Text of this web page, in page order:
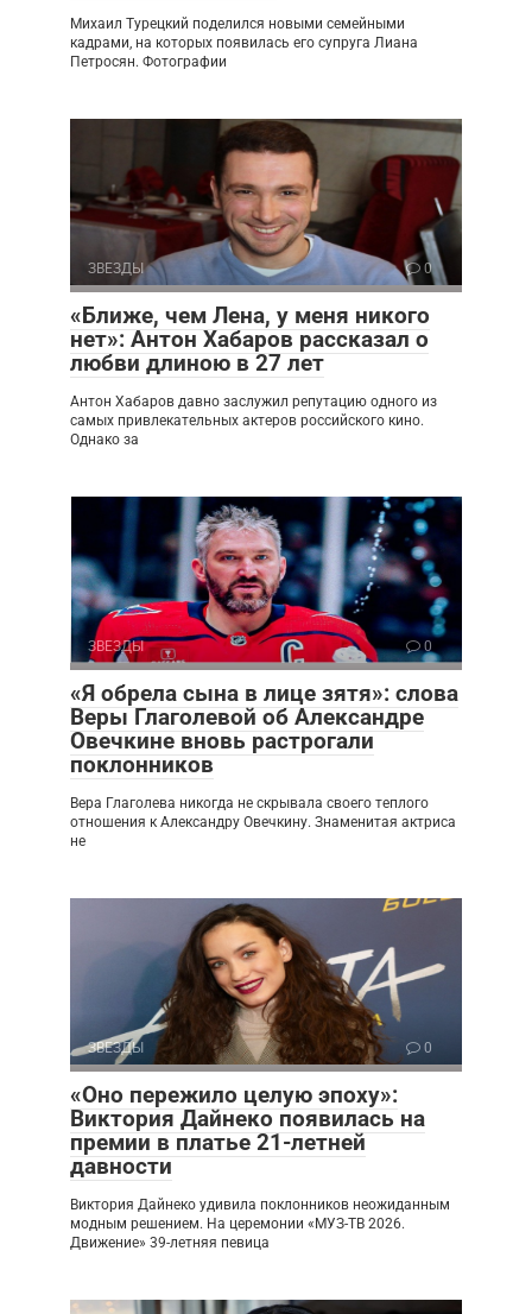
Михаил Турецкий поделился новыми семейными
кадрами, на которых появилась его супруга Лиана
Петросян. Фотографии
ЗВЕЗДЫ 0
«Ближе, чем Лена, у меня никого
нет»: Антон Хабаров рассказал о
любви длиною в 27 лет
Антон Хабаров давно заслужил репутацию одного из
самых привлекательных актеров российского кино.
Однако за
ЗВЕЗДЫ 0
«Я обрела сына в лице зятя»: слова
Веры Глаголевой об Александре
Овечкине вновь растрогали
поклонников
Вера Глаголева никогда не скрывала своего теплого
отношения к Александру Овечкину. Знаменитая актриса
не
ЗВЕЗДЫ 0
«Оно пережило целую эпоху»:
Виктория Дайнеко появилась на
премии в платье 21-летней
давности
Виктория Дайнеко удивила поклонников неожиданным
модным решением. На церемонии «МУЗ-ТВ 2026.
Движение» 39-летняя певица